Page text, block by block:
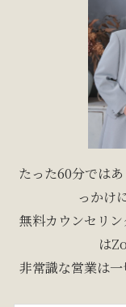
たった60分では
っかけ
無料カウンセリ
は
非常識な営業は